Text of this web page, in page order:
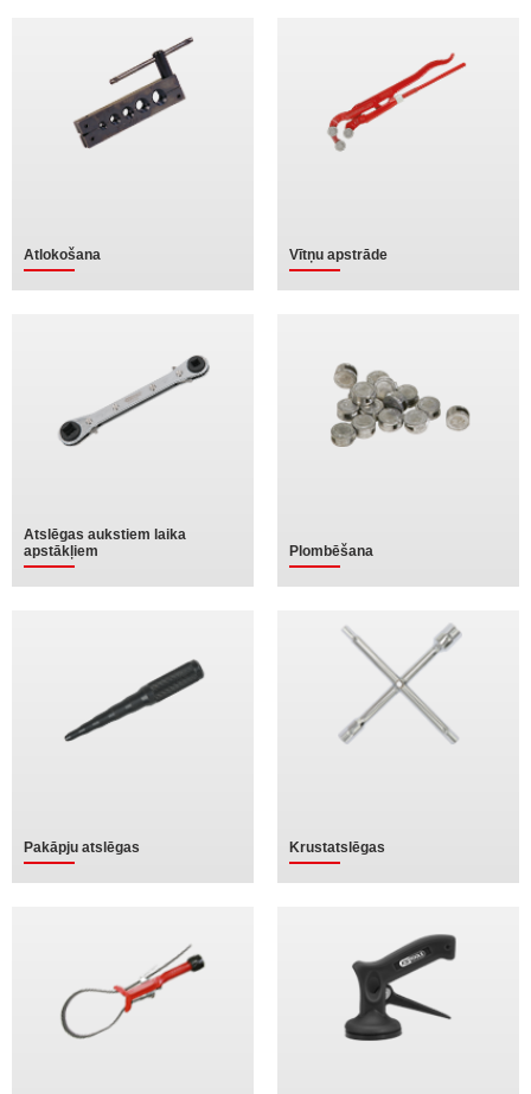
Atlokošana Vītņu apstrāde
Atslēgas aukstiem laika
apstākļiem
Plombēšana
Pakāpju atslēgas Krustatslēgas